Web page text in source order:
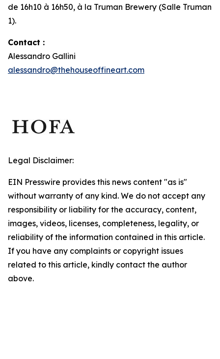
de 16h10 à 16h50, à la Truman Brewery (Salle Truman
1).
Contact :
Alessandro Gallini
alessandro@thehouseoffineart.com
Legal Disclaimer:
EIN Presswire provides this news content "as is"
without warranty of any kind. We do not accept any
responsibility or liability for the accuracy, content,
images, videos, licenses, completeness, legality, or
reliability of the information contained in this article.
If you have any complaints or copyright issues
related to this article, kindly contact the author
above.